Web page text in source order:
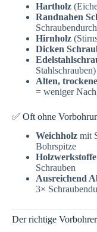
Hartholz
Randnahen
Hirnholz
Dicken
Stahlschrauben)
Alten,
= weniger
✅ Oft ohne
Weichholz mit
Bohrspitze
Holzwerkstoffe
Schrauben
Ausreichend
3×
Der richtige Vorbohrer